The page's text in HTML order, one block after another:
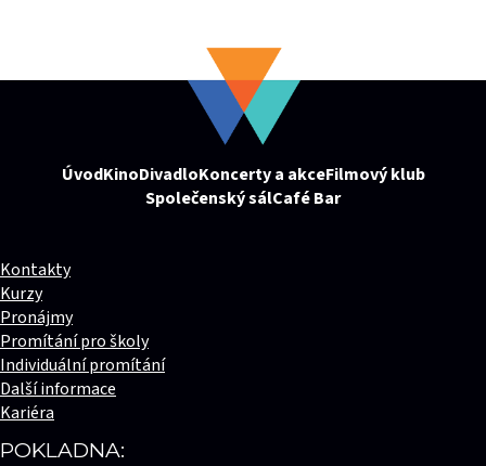
ÚvodKinoDivadloKoncerty a akceFilmový klub
Společenský sálCafé Bar
Kontakty
Kurzy
Pronájmy
Promítání pro školy
Individuální promítání
Další informace
Kariéra
POKLADNA: